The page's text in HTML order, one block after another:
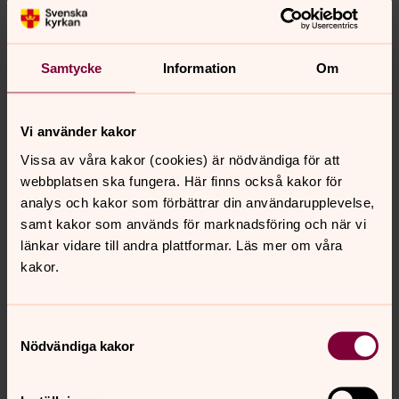
Samtycke Information Om
Vi använder kakor
Vissa av våra kakor (cookies) är nödvändiga för att
webbplatsen ska fungera. Här finns också kakor för
analys och kakor som förbättrar din användarupplevelse,
samt kakor som används för marknadsföring och när vi
länkar vidare till andra plattformar. Läs mer om våra
kakor.
Nödvändiga kakor
öppen och präglas av nytänkande och en vilja att vara
en så attraktiv plats som möjligt, både för befintliga och
nyinflyttade invånare. Det märks inte minst genom det
stora kulturutbudet och det utvecklade samarbetet
www.umea.se
Om Svenska kyrkan i Umeå
Kyrkan finns för din och världens skull, tillsammans går vi
genom livet. Kyrkan vill väcka ansvar och ge kraft åt oss
Kontakta oss
Vill du boka ett dop, gifta dig, prata med en präst? Har
du frågor om gravar eller undrar något om Svenska